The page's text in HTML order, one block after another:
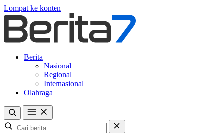
Lompat ke konten
Berita
Nasional
Regional
Internasional
Olahraga